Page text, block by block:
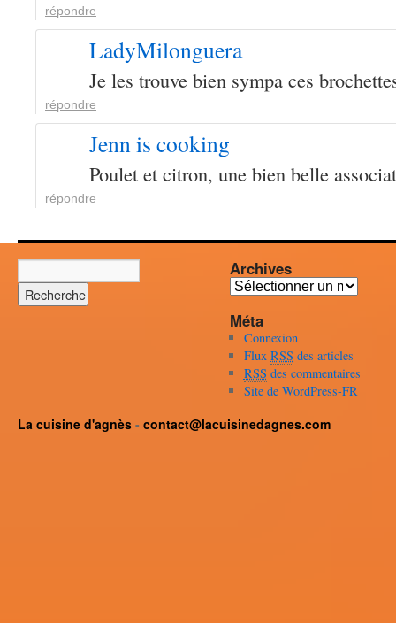
répondre
LadyMilonguera
Je les trouve bien sympa ces
répondre
Jenn is cooking
Poulet et citron, une bien belle
répondre
Archives
Archives
Méta
Connexion
Flux RSS des articles
RSS des commentaires
Site de WordPress-FR
La cuisine d'agnès - contact@lacuisinedagnes.com